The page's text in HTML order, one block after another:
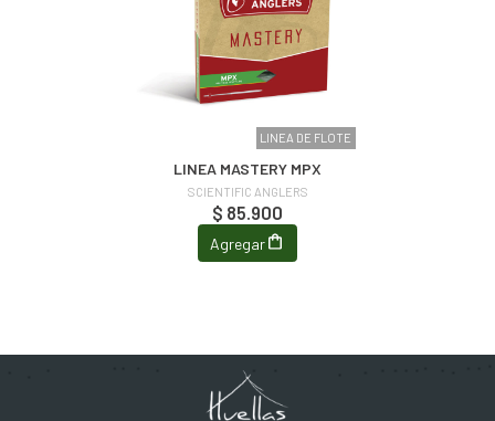
LINEA DE FLOTE
LINEA MASTERY MPX
SCIENTIFIC ANGLERS
$ 85.900
Agregar